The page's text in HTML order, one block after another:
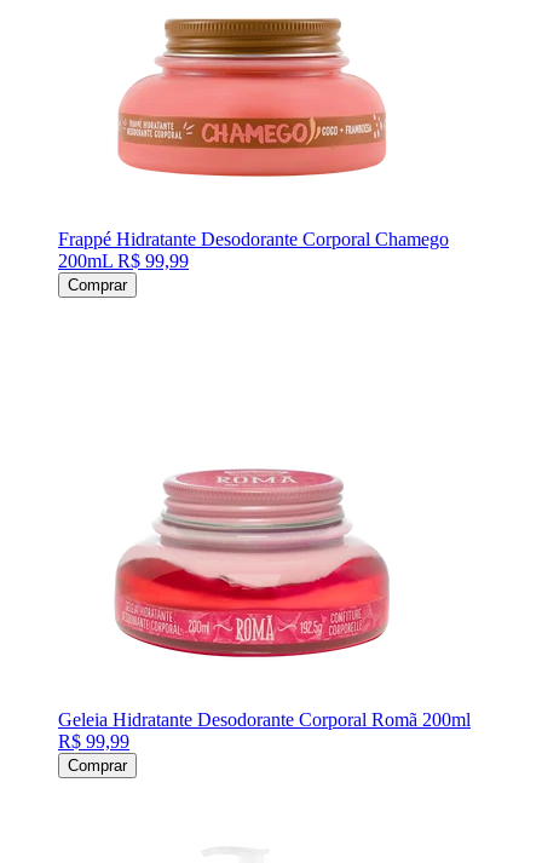
Frappé Hidratante Desodorante Corporal Chamego
200mL R$ 99,99
Comprar
Geleia Hidratante Desodorante Corporal Romã 200ml
R$ 99,99
Comprar